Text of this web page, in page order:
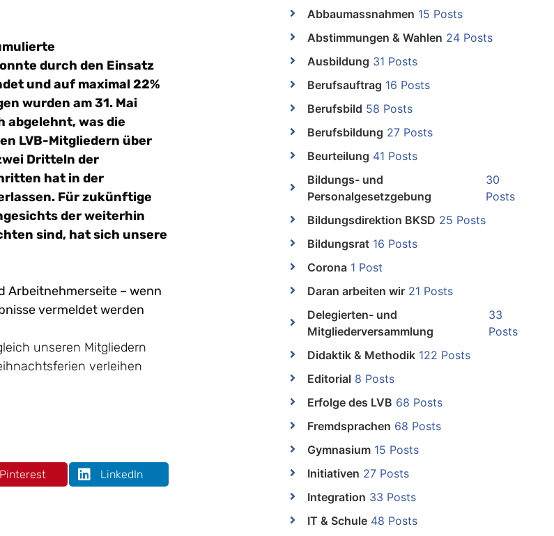
durch den Einsatz
und auf maximal 22%
wurden am 31. Mai
abgelehnt, was die
LVB-Mitgliedern über
Dritteln der
hat in der
Für zukünftige
der weiterhin
sind, hat sich unsere
Arbeitnehmerseite – wenn
vermeldet werden
unseren Mitgliedern
verleihen
Pinterest LinkedIn
Abbaumassnahmen 15 Posts
Abstimmungen & Wahlen 24 Posts
Ausbildung 31 Posts
Berufsauftrag 16 Posts
Berufsbild 58 Posts
Berufsbildung 27 Posts
Beurteilung 41 Posts
Bildungs- und
Personalgesetzgebung
30
Posts
Bildungsdirektion BKSD 25 Posts
Bildungsrat 16 Posts
Corona 1 Post
Daran arbeiten wir 21 Posts
Delegierten- und
Mitgliederversammlung
33
Posts
Didaktik & Methodik 122 Posts
Editorial 8 Posts
Erfolge des LVB 68 Posts
Fremdsprachen 68 Posts
Gymnasium 15 Posts
Initiativen 27 Posts
Integration 33 Posts
IT & Schule 48 Posts